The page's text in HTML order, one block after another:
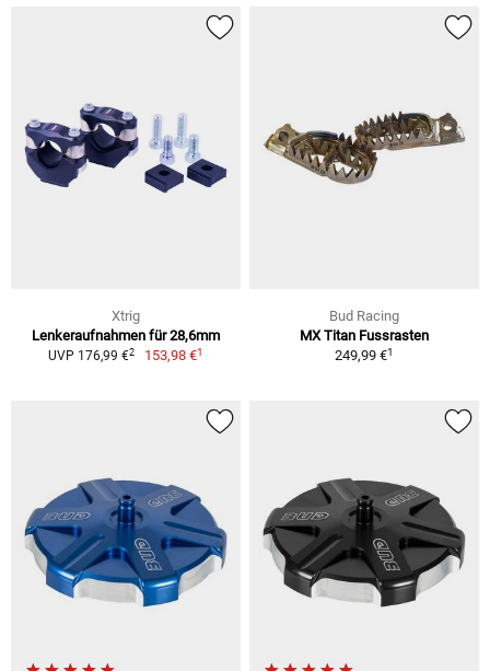
Xtrig
Lenkeraufnahmen für 28,6mm
UVP 176,99 €2 153,98 €1
Bud Racing
MX Titan Fussrasten
249,99 €1